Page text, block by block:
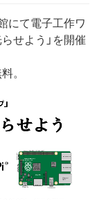
にて電子工作ワ
せよう」を開催
。